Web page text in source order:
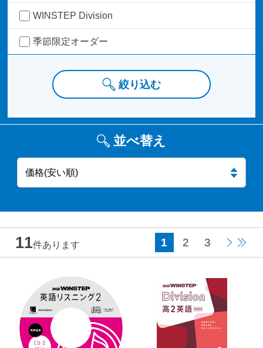
WINSTEP Division
季節限定オーダー
絞り込む
並べ替え
11件あります 1 2 3